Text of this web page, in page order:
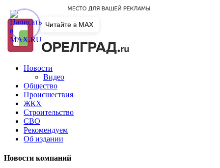
Новости
Видео
Общество
Происшествия
ЖКХ
Строительство
СВО
Рекомендуем
Об издании
Новости компаний
Читайте в MAX